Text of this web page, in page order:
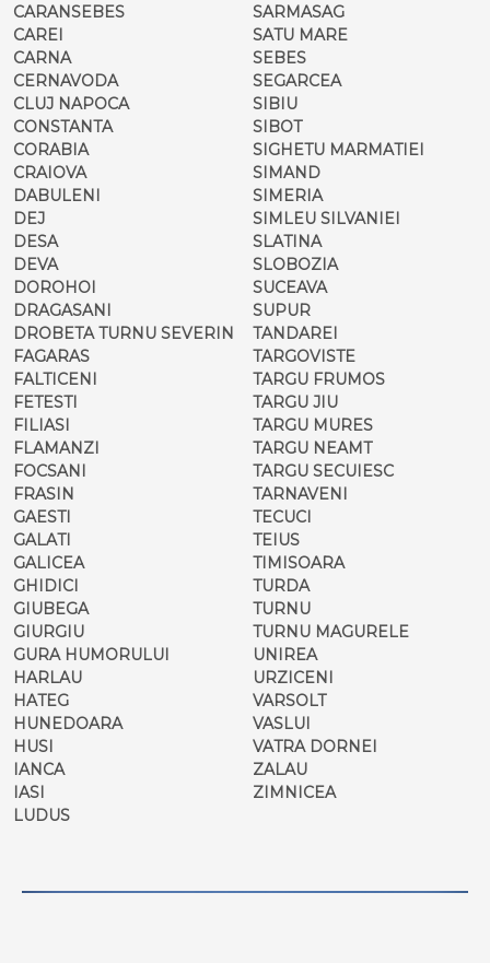
CARANSEBES
CAREI
CARNA
CERNAVODA
CLUJ NAPOCA
CONSTANTA
CORABIA
CRAIOVA
DABULENI
DEJ
DESA
DEVA
DOROHOI
DRAGASANI
DROBETA TURNU SEVERIN
FAGARAS
FALTICENI
FETESTI
FILIASI
FLAMANZI
FOCSANI
FRASIN
GAESTI
GALATI
GALICEA
GHIDICI
GIUBEGA
GIURGIU
GURA HUMORULUI
HARLAU
HATEG
HUNEDOARA
HUSI
IANCA
IASI
LUDUS
SARMASAG
SATU MARE
SEBES
SEGARCEA
SIBIU
SIBOT
SIGHETU MARMATIEI
SIMAND
SIMERIA
SIMLEU SILVANIEI
SLATINA
SLOBOZIA
SUCEAVA
SUPUR
TANDAREI
TARGOVISTE
TARGU FRUMOS
TARGU JIU
TARGU MURES
TARGU NEAMT
TARGU SECUIESC
TARNAVENI
TECUCI
TEIUS
TIMISOARA
TURDA
TURNU
TURNU MAGURELE
UNIREA
URZICENI
VARSOLT
VASLUI
VATRA DORNEI
ZALAU
ZIMNICEA